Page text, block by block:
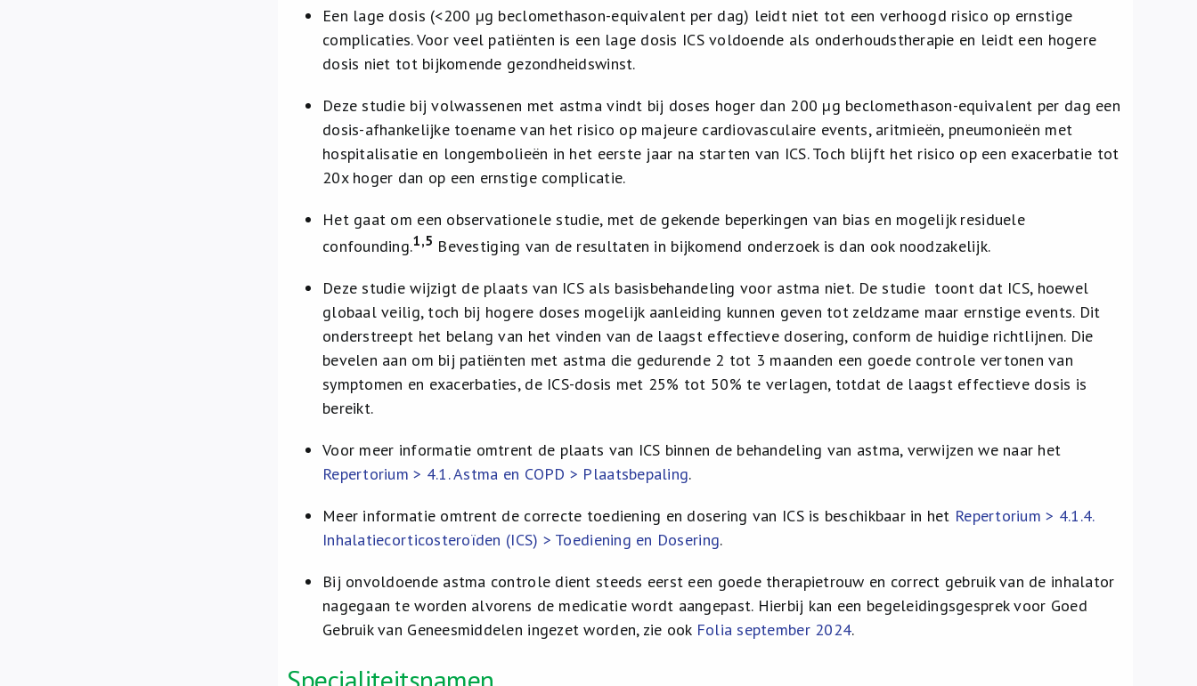
Een lage dosis (<200 µg beclomethason-equivalent per dag) leidt niet tot een verhoogd risico op ernstige
complicaties. Voor veel patiënten is een lage dosis ICS voldoende als onderhoudstherapie en leidt een hogere
dosis niet tot bijkomende gezondheidswinst.
Deze studie bij volwassenen met astma vindt bij doses hoger dan 200 µg beclomethason-equivalent per dag een
dosis-afhankelijke toename van het risico op majeure cardiovasculaire events, aritmieën, pneumonieën met
hospitalisatie en longembolieën in het eerste jaar na starten van ICS. Toch blijft het risico op een exacerbatie tot
20x hoger dan op een ernstige complicatie.
Het gaat om een observationele studie, met de gekende beperkingen van bias en mogelijk residuele
confounding.1,5 Bevestiging van de resultaten in bijkomend onderzoek is dan ook noodzakelijk.
Deze studie wijzigt de plaats van ICS als basisbehandeling voor astma niet. De studie toont dat ICS, hoewel
globaal veilig, toch bij hogere doses mogelijk aanleiding kunnen geven tot zeldzame maar ernstige events. Dit
onderstreept het belang van het vinden van de laagst effectieve dosering, conform de huidige richtlijnen. Die
bevelen aan om bij patiënten met astma die gedurende 2 tot 3 maanden een goede controle vertonen van
symptomen en exacerbaties, de ICS-dosis met 25% tot 50% te verlagen, totdat de laagst effectieve dosis is
bereikt.
Voor meer informatie omtrent de plaats van ICS binnen de behandeling van astma, verwijzen we naar het
Repertorium > 4.1. Astma en COPD > Plaatsbepaling.
Meer informatie omtrent de correcte toediening en dosering van ICS is beschikbaar in het Repertorium > 4.1.4.
Inhalatiecorticosteroïden (ICS) > Toediening en Dosering.
Bij onvoldoende astma controle dient steeds eerst een goede therapietrouw en correct gebruik van de inhalator
nagegaan te worden alvorens de medicatie wordt aangepast. Hierbij kan een begeleidingsgesprek voor Goed
Gebruik van Geneesmiddelen ingezet worden, zie ook Folia september 2024.